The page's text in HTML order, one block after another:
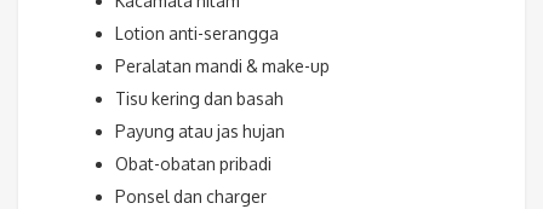
Lotion anti-serangga
Peralatan mandi & make-up
Tisu kering dan basah
Payung atau jas hujan
Obat-obatan pribadi
Ponsel dan charger